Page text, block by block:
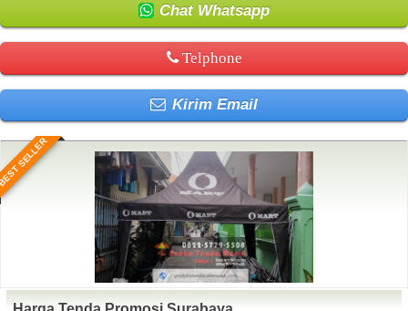
Chat Whatsapp
Telphone
Kirim Email
SELLER